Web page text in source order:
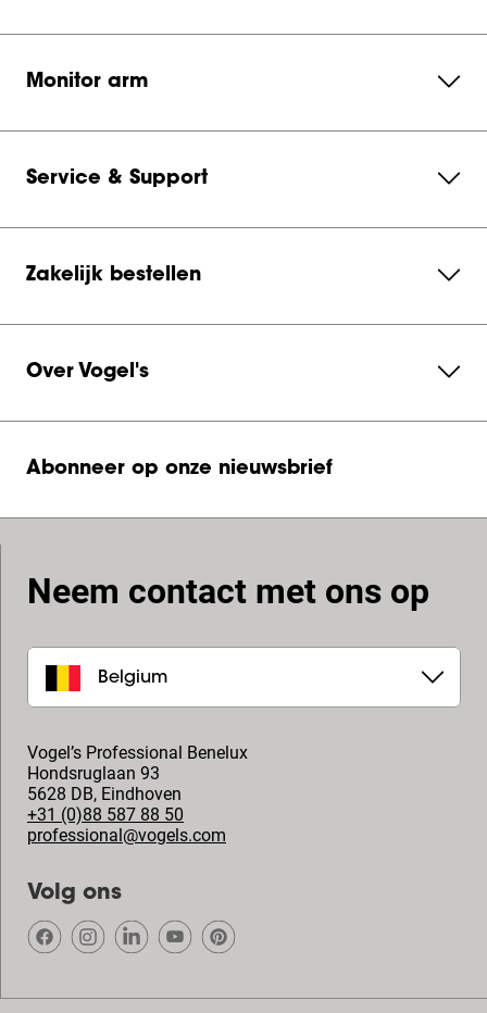
Monitor arm
Service & Support
Zakelijk bestellen
Over Vogel's
Abonneer op onze nieuwsbrief
Neem contact met ons op
Belgium
Vogel’s Professional Benelux
Hondsruglaan 93
5628 DB, Eindhoven
+31 (0)88 587 88 50
professional@vogels.com
Volg ons